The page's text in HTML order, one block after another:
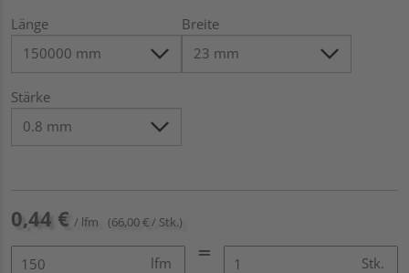
Länge Breite
Stärke
0,44 € / lfm (66,00 € / Stk.)
lfm Stk.